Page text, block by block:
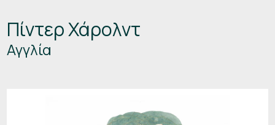
Πίντερ Χάρολντ
Αγγλία